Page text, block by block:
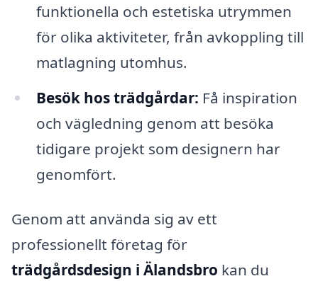
funktionella och estetiska utrymmen
för olika aktiviteter, från avkoppling till
matlagning utomhus.
Besök hos trädgårdar: Få inspiration
och vägledning genom att besöka
tidigare projekt som designern har
genomfört.
Genom att använda sig av ett
professionellt företag för
trädgårdsdesign i Älandsbro kan du